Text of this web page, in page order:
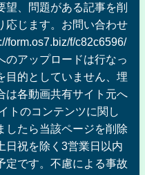
望、問題がある記事を削
応じます。お問い合わせ
form.os7.biz/f/c82c6596/
のアップロードは行なっ
目的としていません、埋
は各動画共有サイト元へ
トのコンテンツに関し
したら当該ページを削除
日祝を除く3営業日以内
定です。不慮による事故